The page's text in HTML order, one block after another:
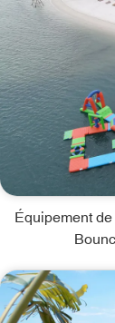
Équipement